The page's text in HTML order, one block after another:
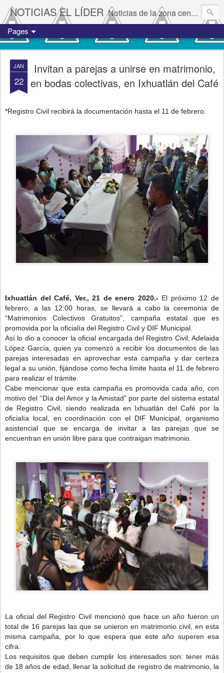
NOTICIAS EL LÍDER Noticias de la zona centro del estado de Veracruz.
Pages
JAN
22
Invitan a parejas a unirse en matrimonio,
en bodas colectivas, en Ixhuatlán del Café
*Registro Civil recibirá la documentación hasta el 11 de febrero.
Ixhuatlán del Café, Ver., 21 de enero 2020.-El próximo 12 de
febrero, a las 12:00 horas, se llevará a cabo la ceremonia de
“Matrimonios Colectivos Gratuitos”, campaña estatal que es
promovida por la oficialía del Registro Civil y DIF Municipal.
Así lo dio a conocer la oficial encargada del Registro Civil, Adelaida
López García, quien ya comenzó a recibir los documentos de las
parejas interesadas en aprovechar esta campaña y dar certeza
legal a su unión, fijándose como fecha límite hasta el 11 de febrero
para realizar el trámite.
Cabe mencionar que esta campaña es promovida cada año, con
motivo del “Día del Amor y la Amistad” por parte del sistema estatal
de Registro Civil, siendo realizada en Ixhuatlán del Café por la
oficialía local, en coordinación con el DIF Municipal, organismo
asistencial que se encarga de invitar a las parejas que se
encuentran en unión libre para que contraigan matrimonio.
La oficial del Registro Civil mencionó que hace un año fueron un
total de 16 parejas las que se unieron en matrimonio civil, en esta
misma campaña, por lo que espera que este año superen esa
cifra.
Los requisitos que deben cumplir los interesados son: tener más
de 18 años de edad, llenar la solicitud de registro de matrimonio, la